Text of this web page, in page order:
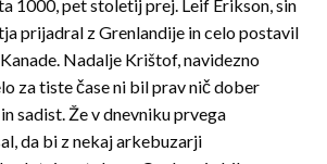
1000, pet stoletij prej. Leif Erikson, sin
prijadral z Grenlandije in celo postavil
Nadalje Krištof, navidezno
za tiste čase ni bil prav nič dober
sadist. Že v dnevniku prvega
da bi z nekaj arkebuzarji